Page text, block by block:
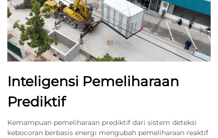
Inteligensi Pemeliharaan
Prediktif
Kemampuan pemeliharaan prediktif dari sistem deteksi
kebocoran berbasis energi mengubah pemeliharaan reaktif